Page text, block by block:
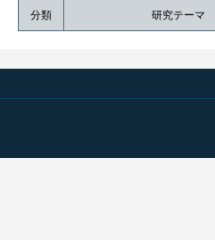
分類
研究テーマ